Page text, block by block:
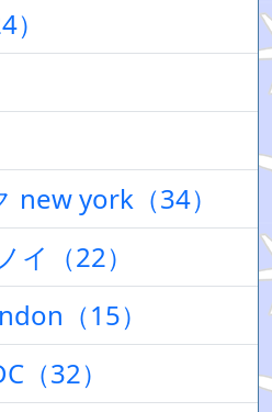
new york（34）
イ（22）
（15）
（32）